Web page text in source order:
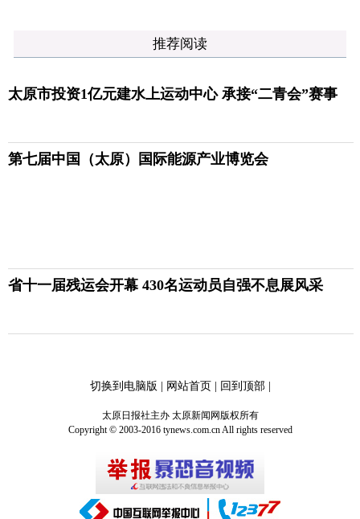
推荐阅读
太原市投资1亿元建水上运动中心 承接“二青会”赛事
第七届中国（太原）国际能源产业博览会
省十一届残运会开幕 430名运动员自强不息展风采
切换到电脑版 | 网站首页| 回到顶部|
太原日报社主办 太原新闻网版权所有
Copyright © 2003-2016 tynews.com.cn All rights reserved